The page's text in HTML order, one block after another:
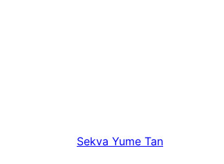
Sekva Yume Tan